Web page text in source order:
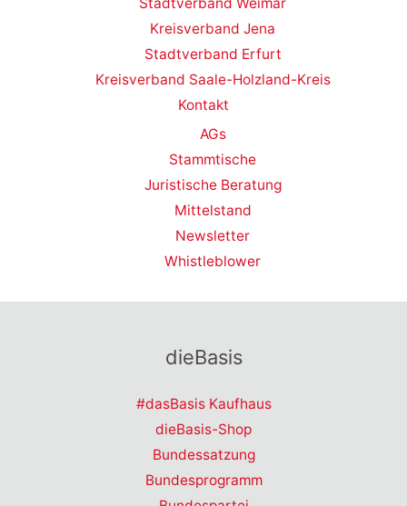
Kreisverband Jena
Stadtverband Erfurt
Kreisverband Saale-Holzland-Kreis
Kontakt
AGs
Stammtische
Juristische Beratung
Mittelstand
Newsletter
Whistleblower
dieBasis
#dasBasis Kaufhaus
dieBasis-Shop
Bundessatzung
Bundesprogramm